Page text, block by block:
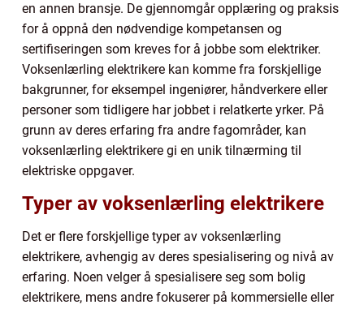
en annen bransje. De gjennomgår opplæring og praksis
for å oppnå den nødvendige kompetansen og
sertifiseringen som kreves for å jobbe som elektriker.
Voksenlærling elektrikere kan komme fra forskjellige
bakgrunner, for eksempel ingeniører, håndverkere eller
personer som tidligere har jobbet i relatkerte yrker. På
grunn av deres erfaring fra andre fagområder, kan
voksenlærling elektrikere gi en unik tilnærming til
elektriske oppgaver.
Typer av voksenlærling elektrikere
Det er flere forskjellige typer av voksenlærling
elektrikere, avhengig av deres spesialisering og nivå av
erfaring. Noen velger å spesialisere seg som bolig
elektrikere, mens andre fokuserer på kommersielle eller